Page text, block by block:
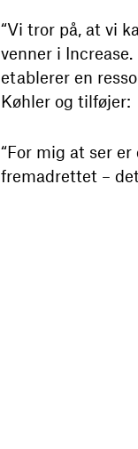
“Vi tror på, at vi
venner i
etablerer en
Køhler og tilføjer:
“For mig at ser
fremadrettet –